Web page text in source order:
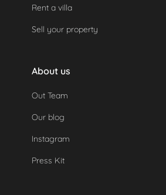
Rent a villa
Sell your property
About us
Out Team
Our blog
Instagram
Press Kit